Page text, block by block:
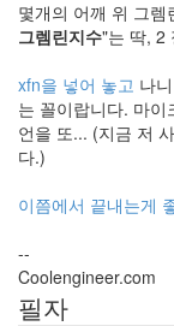
몇개의 어깨 위 그
그렘린지수"는 딱, 2
xfn을 넣어 놓고 나
는 꼴이랍니다. 마
언을 또... (지금 저
다.)
이쯤에서 끝내는게
--
Coolengineer.com
필자